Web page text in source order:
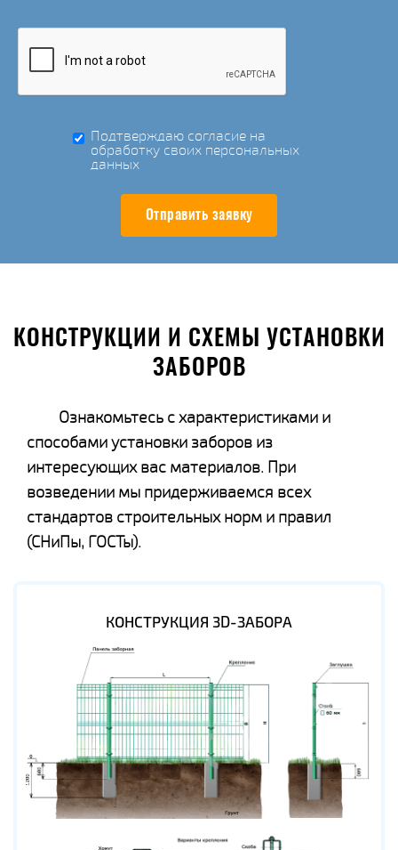
Подтверждаю согласие на
обработку своих персональных
данных
Отправить заявку
КОНСТРУКЦИИ И СХЕМЫ УСТАНОВКИ
ЗАБОРОВ
Ознакомьтесь с характеристиками и
способами установки заборов из
интересующих вас материалов. При
возведении мы придерживаемся всех
стандартов строительных норм и правил
(СНиПы, ГОСТы).
КОНСТРУКЦИЯ 3D-ЗАБОРА